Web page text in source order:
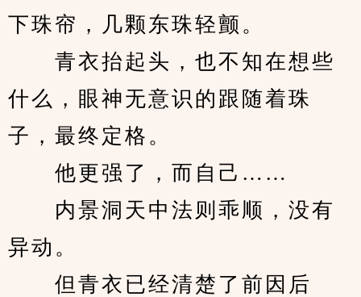
下珠帘，几颗东珠轻颤。
青衣抬起头，也不知在想些
什么，眼神无意识的跟随着珠
子，最终定格。
他更强了，而自己……
内景洞天中法则乖顺，没有
异动。
但青衣已经清楚了前因后